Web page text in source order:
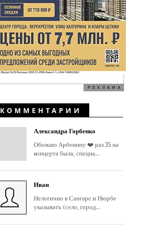
РЕКЛАМА
КОММЕНТАРИИ
Александра Горбенко
Обожаю Арбенину ❤️ раз 25 на
концерта была, специа...
Иван
Нелогично в Сангаре и Нюрбе
указывать (село, город...